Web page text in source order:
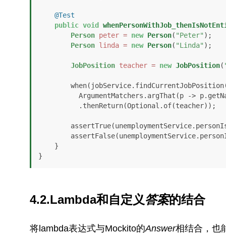
@Test
public void
Person peter = new Person( "Peter" );
Person linda = new Person( "Linda" );
JobPosition teacher = new JobPosition(
ArgumentMatchers.argThat(p ->
}
4.2.Lambda和自定义答案的结合
将lambda表达式与Mockito的Answer相结合，也